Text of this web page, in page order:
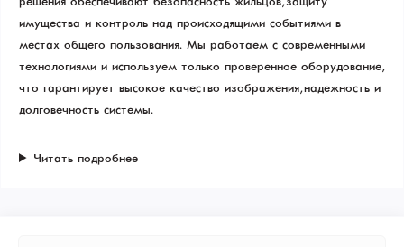
имущества и контроль над происходящими событиями в
местах общего пользования. Мы работаем с современными
технологиями и используем только проверенное оборудование,
что гарантирует высокое качество изображения, надежность и
долговечность системы.
Читать подробнее